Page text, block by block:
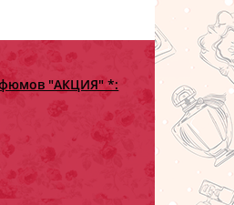
"АКЦИЯ" *: